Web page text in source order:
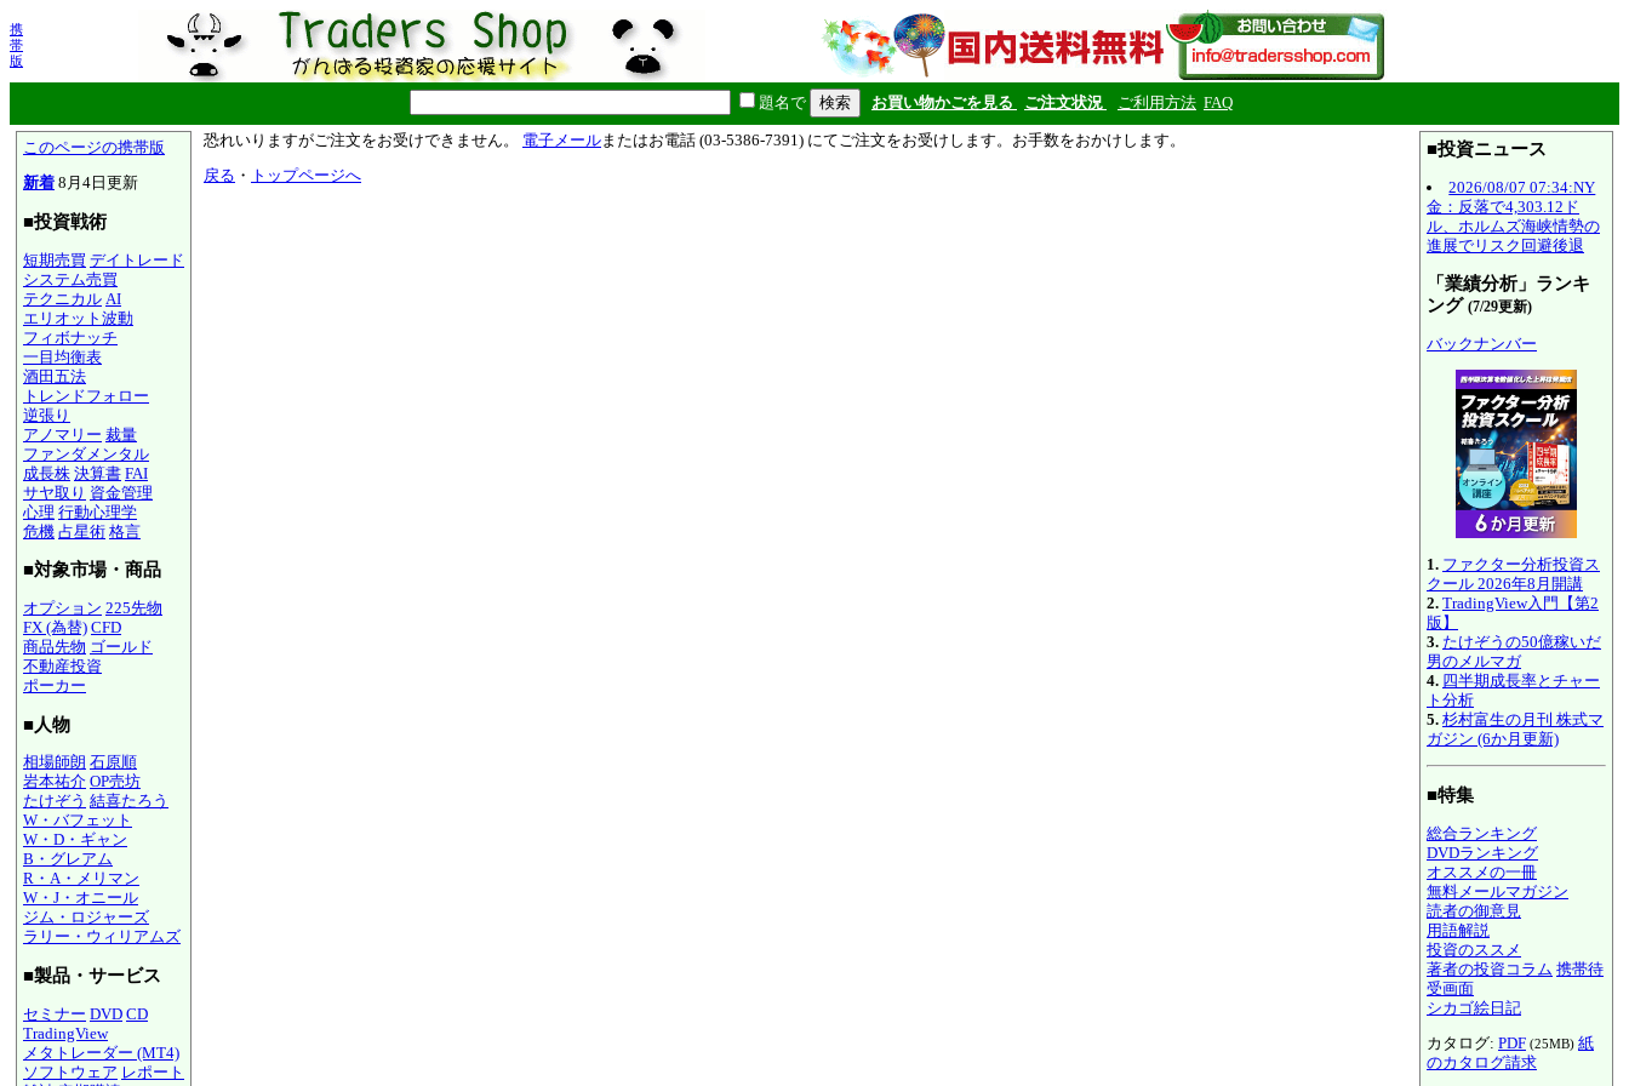
携
帯
版
題名で お買い物かごを見る ご注文状況 ご利用方法 FAQ
このページの携帯版
新着 8月4日更新
■投資戦術
短期売買 デイトレード
システム売買
テクニカル AI
エリオット波動
フィボナッチ
一目均衡表
酒田五法
トレンドフォロー
逆張り
アノマリー 裁量
ファンダメンタル
成長株 決算書 FAI
サヤ取り 資金管理
心理 行動心理学
危機 占星術 格言
■対象市場・商品
オプション 225先物
FX (為替) CFD
商品先物 ゴールド
不動産投資
ポーカー
■人物
相場師朗 石原順
岩本祐介 OP売坊
たけぞう 結喜たろう
W・バフェット
W・D・ギャン
B・グレアム
R・A・メリマン
W・J・オニール
ジム・ロジャーズ
ラリー・ウィリアムズ
■製品・サービス
セミナー DVD CD
TradingView
メタトレーダー (MT4)
ソフトウェア レポート
恐れいりますがご注文をお受けできません。 電子メールまたはお電話 (03-5386-7391) にてご注文をお受けします。お手数をおかけします。
戻る ・ トップページへ
■投資ニュース
2026/08/07 07:34:NY
金：反落で4,303.12ド
ル、ホルムズ海峡情勢の
進展でリスク回避後退
「業績分析」ランキ
ング (7/29更新)
バックナンバー
1. ファクター分析投資ス
クール 2026年8月開講
2. TradingView入門【第2
版】
3. たけぞうの50億稼いだ
男のメルマガ
4. 四半期成長率とチャー
ト分析
5. 杉村富生の月刊 株式マ
ガジン (6か月更新)
■特集
総合ランキング
DVDランキング
オススメの一冊
無料メールマガジン
読者の御意見
用語解説
投資のススメ
著者の投資コラム 携帯待
受画面
シカゴ絵日記
カタログ: PDF (25MB) 紙
のカタログ請求